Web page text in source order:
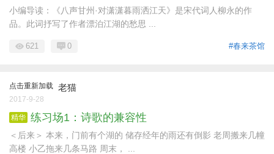
小编导读：《八声甘州·对潇潇暮雨洒江天》是宋代词人柳永的作
品。此词抒写了作者漂泊江湖的愁思 ...
#春来茶馆
621 0
点击重新加载 老猫
2017-9-28
精华 练习场1：诗歌的兼容性
＜后来＞ 本来，门前有个湖的 储存经年的雨还有倒影 老周搬来几幢
高楼 小乙拖来几条马路 周末， ...